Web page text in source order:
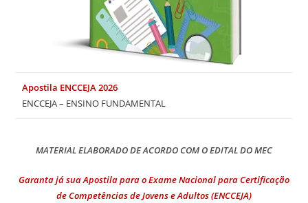
Apostila ENCCEJA 2026
ENCCEJA – ENSINO FUNDAMENTAL
MATERIAL ELABORADO DE ACORDO COM O EDITAL DO MEC
Garanta já sua Apostila para o Exame Nacional para Certificação
de Competências de Jovens e Adultos (ENCCEJA)